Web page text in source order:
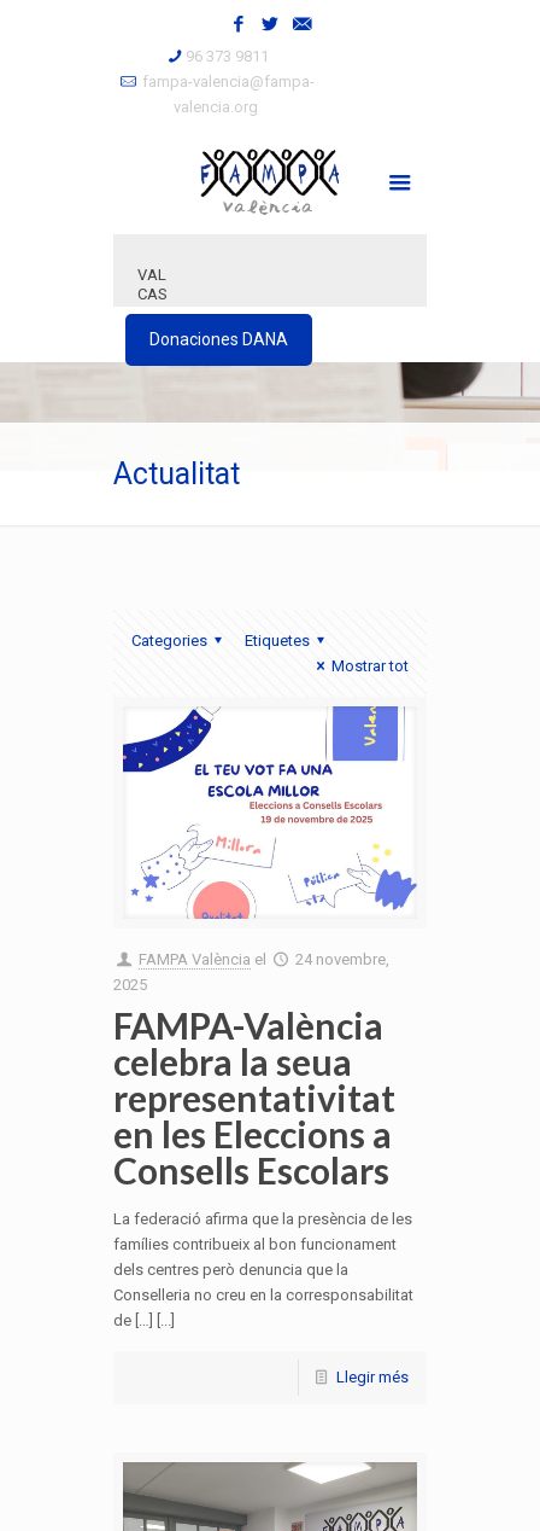
96 373 9811
fampa-valencia@fampa-
valencia.org
VAL
CAS
Donaciones DANA
Actualitat
Categories
Etiquetes
Mostrar tot
FAMPA València el
24 novembre,
2025
FAMPA-València
celebra la seua
representativitat
en les Eleccions a
Consells Escolars
La federació afirma que la presència de les
famílies contribueix al bon funcionament
dels centres però denuncia que la
Conselleria no creu en la corresponsabilitat
de […] [...]
Llegir més